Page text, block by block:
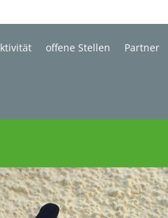
offene Stellen Partner